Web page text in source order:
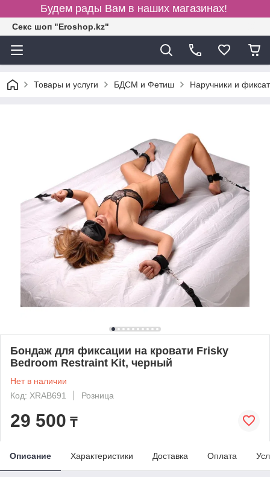
Будем рады Вам в наших магазинах!
Секс шоп "Eroshop.kz"
Товары и услуги БДСМ и Фетиш Наручники и
Бондаж для фиксации на кровати Frisky
Bedroom Restraint Kit, черный
Нет в наличии
Код: XRAB691
Розница
29 500 ₸
Описание Характеристики Доставка Оплата